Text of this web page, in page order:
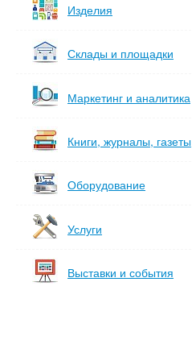
Изделия
Склады и площадки
Маркетинг и аналитика
Книги, журналы, газеты
Оборудование
Услуги
Выставки и события